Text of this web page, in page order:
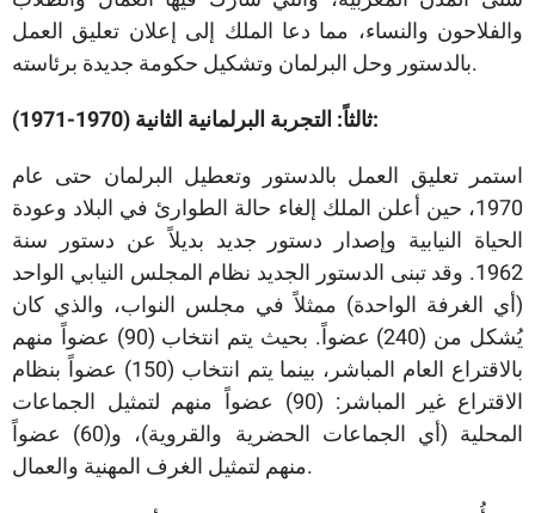
والفلاحون والنساء، مما دعا الملك إلى إعلان تعليق العمل
بالدستور وحل البرلمان وتشكيل حكومة جديدة برئاسته.
ثالثاً: التجربة البرلمانية الثانية (1970-1971):
استمر تعليق العمل بالدستور وتعطيل البرلمان حتى عام
1970، حين أعلن الملك إلغاء حالة الطوارئ في البلاد وعودة
الحياة النيابية وإصدار دستور جديد بديلاً عن دستور سنة
1962. وقد تبنى الدستور الجديد نظام المجلس النيابي الواحد
(أي الغرفة الواحدة) ممثلاً في مجلس النواب، والذي كان
يُشكل من (240) عضواً. بحيث يتم انتخاب (90) عضواً منهم
بالاقتراع العام المباشر، بينما يتم انتخاب (150) عضواً بنظام
الاقتراع غير المباشر: (90) عضواً منهم لتمثيل الجماعات
المحلية (أي الجماعات الحضرية والقروية)، و(60) عضواً
منهم لتمثيل الغرف المهنية والعمال.